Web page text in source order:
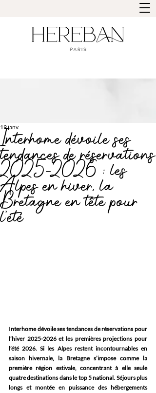
Interhome dévoile ses
tendances de réservations
2025-2026 : les
Alpes en hiver, la
Bretagne en tête pour
l’été
19 janv.
Interhome dévoile ses tendances de réservations pour
l’hiver 2025-2026 et les premières projections pour
l’été 2026. Si les Alpes restent incontournables en
saison hivernale, la Bretagne s’impose comme la
première région estivale, concentrant à elle seule
quatre destinations dans le top 5 national. Séjours plus
longs et montée en puissance des hébergements